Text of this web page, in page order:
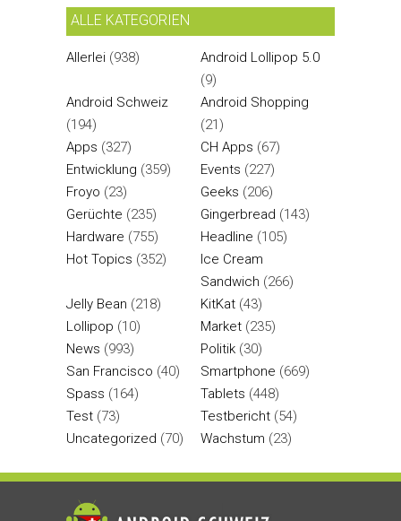
ALLE KATEGORIEN
Allerlei (938)
Android Lollipop 5.0
(9)
Android Schweiz
(194)
Android Shopping
(21)
Apps (327) CH Apps (67)
Entwicklung (359) Events (227)
Froyo (23) Geeks (206)
Gerüchte (235) Gingerbread (143)
Hardware (755) Headline (105)
Hot Topics (352)
Ice Cream
Sandwich (266)
Jelly Bean (218) KitKat (43)
Lollipop (10) Market (235)
News (993) Politik (30)
San Francisco (40) Smartphone (669)
Spass (164) Tablets (448)
Test (73) Testbericht (54)
Uncategorized (70) Wachstum (23)